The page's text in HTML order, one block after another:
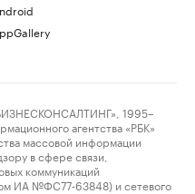
1995–
агентства «РБК»
массовой информации
в сфере связи,
коммуникаций
ИА №ФС77-63848) и сетевого